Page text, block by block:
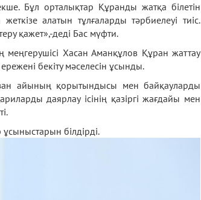
Бұл орталықтар Құранды жатқа білетін
алатын тұлғаларды тәрбиелеуі тиіс.
қажет»,-деді Бас мүфти.
Хасан Аманқұлов Құран жаттау
бекіту мәселесін ұсынды.
айының қорытындысы мен байқауларды
даярлау ісінің қазіргі жағдайы мен
білдірді.